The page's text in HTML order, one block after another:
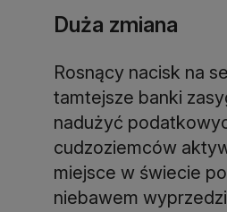
Duża zmiana
Rosnący nacisk na
tamtejsze banki
nadużyć
cudzoziemców
miejsce w świecie
niebawem